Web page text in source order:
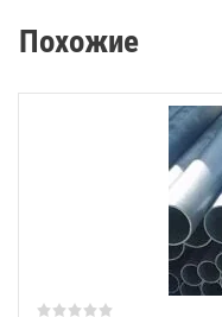
Похожие